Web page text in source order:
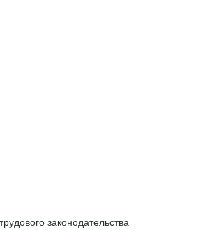
законодательства